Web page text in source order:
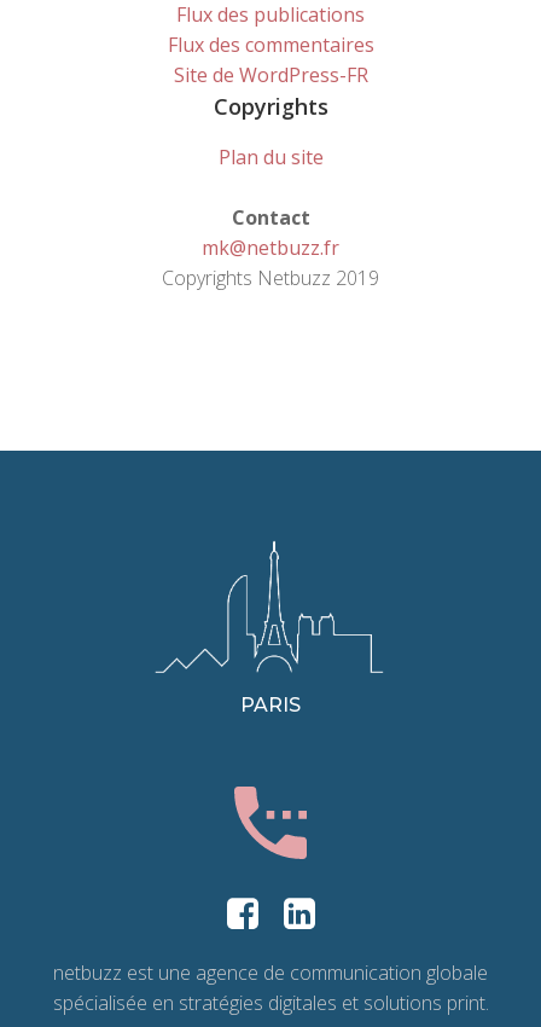
Flux des publications
Flux des commentaires
Site de WordPress-FR
Copyrights
Plan du site
Contact
mk@netbuzz.fr
Copyrights Netbuzz 2019
PARIS
netbuzz est une agence de communication globale
spécialisée en stratégies digitales et solutions print.